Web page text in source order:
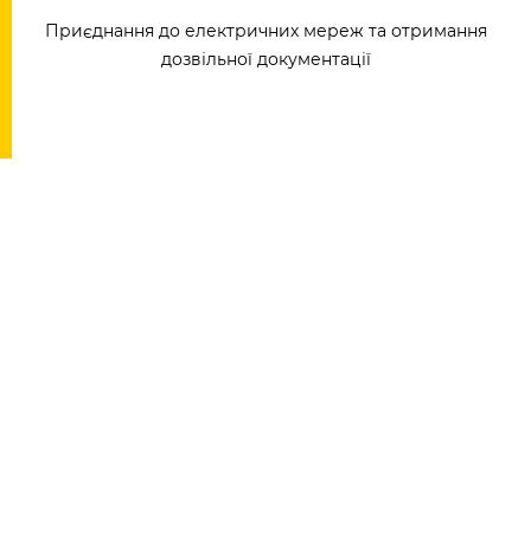
Приєднання до електричних мереж та отримання
дозвільної документації